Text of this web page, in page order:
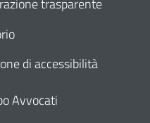
di accessibilità
Avvocati